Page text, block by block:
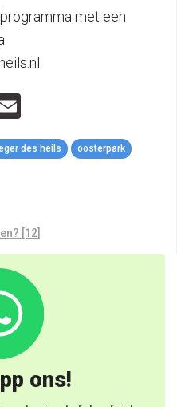
met een
des heils oosterpark
[12]
ons!